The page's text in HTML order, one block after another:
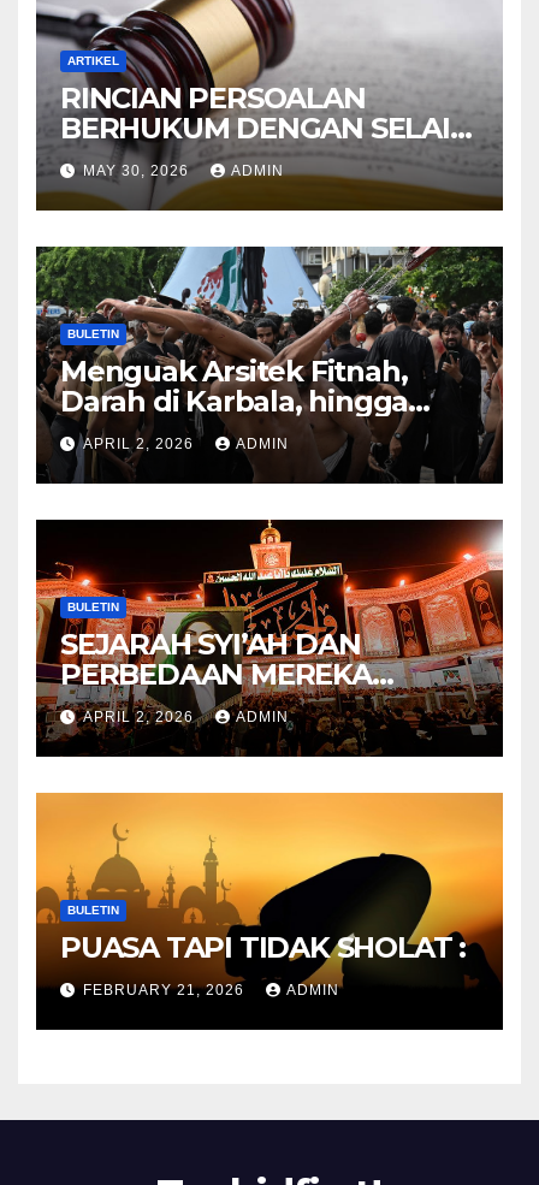
ARTIKEL
RINCIAN PERSOALAN
BERHUKUM DENGAN SELAIN
HUKUM ALLAH DALAM
KITAB AT-TAMHID SYARAH
KITAB AT-TAUHID
MAY 30, 2026 ADMIN
BULETIN
Menguak Arsitek Fitnah,
Darah di Karbala, hingga
Lahirnya Sekte-sekte serta
Mitos Imam Gaib
APRIL 2, 2026 ADMIN
BULETIN
SEJARAH SYI’AH DAN
PERBEDAAN MEREKA
ANTARA DULU DAN
SEKARANG
APRIL 2, 2026 ADMIN
BULETIN
PUASA TAPI TIDAK SHOLAT :
FEBRUARY 21, 2026 ADMIN